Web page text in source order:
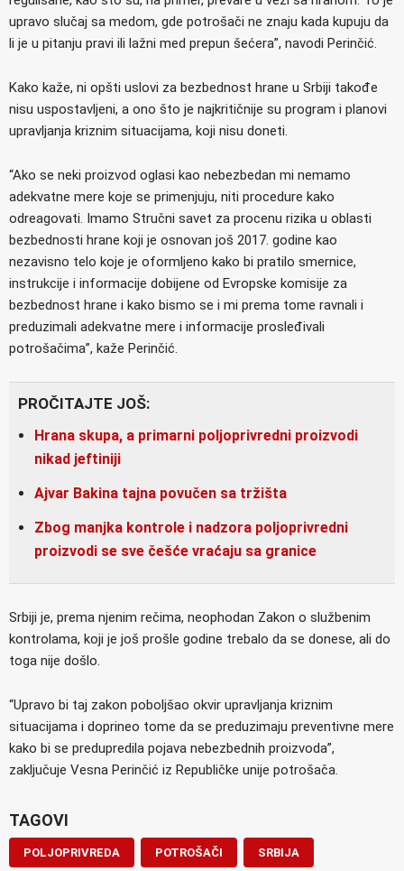
upravo slučaj sa medom, gde potrošači ne znaju kada kupuju da
li je u pitanju pravi ili lažni med prepun šećera”, navodi Perinčić.
Kako kaže, ni opšti uslovi za bezbednost hrane u Srbiji takođe
nisu uspostavljeni, a ono što je najkritičnije su program i planovi
upravljanja kriznim situacijama, koji nisu doneti.
“Ako se neki proizvod oglasi kao nebezbedan mi nemamo
adekvatne mere koje se primenjuju, niti procedure kako
odreagovati. Imamo Stručni savet za procenu rizika u oblasti
bezbednosti hrane koji je osnovan još 2017. godine kao
nezavisno telo koje je oformljeno kako bi pratilo smernice,
instrukcije i informacije dobijene od Evropske komisije za
bezbednost hrane i kako bismo se i mi prema tome ravnali i
preduzimali adekvatne mere i informacije prosleđivali
potrošačima”, kaže Perinčić.
PROČITAJTE JOŠ:
Hrana skupa, a primarni poljoprivredni proizvodi
nikad jeftiniji
Ajvar Bakina tajna povučen sa tržišta
Zbog manjka kontrole i nadzora poljoprivredni
proizvodi se sve češće vraćaju sa granice
Srbiji je, prema njenim rečima, neophodan Zakon o službenim
kontrolama, koji je još prošle godine trebalo da se donese, ali do
toga nije došlo.
“Upravo bi taj zakon poboljšao okvir upravljanja kriznim
situacijama i doprineo tome da se preduzimaju preventivne mere
kako bi se predupredila pojava nebezbednih proizvoda”,
zaključuje Vesna Perinčić iz Republičke unije potrošača.
TAGOVI
POLJOPRIVREDA POTROŠAČI SRBIJA